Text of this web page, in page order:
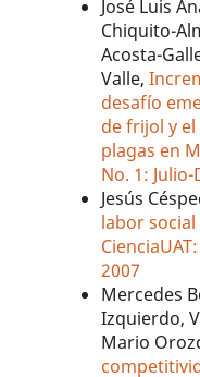
José Luis
Chiquito-
Acosta-
Valle,
desafío
de frijol y
plagas en
No. 1:
Jesús
labor
2007
Mercedes
Izquierdo,
Mario